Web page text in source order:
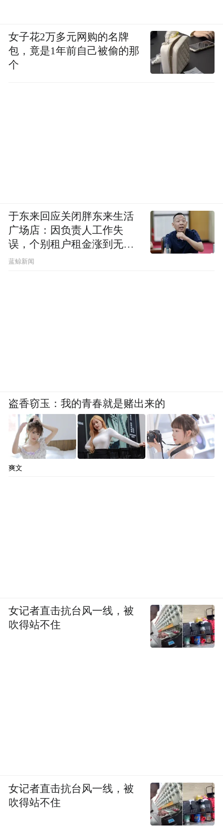
女子花2万多元网购的名牌
包，竟是1年前自己被偷的那
个
于东来回应关闭胖东来生活
广场店：因负责人工作失
误，个别租户租金涨到无法
想象
蓝鲸新闻
盗香窃玉：我的青春就是赌出来的
爽文
女记者直击抗台风一线，被
吹得站不住
女记者直击抗台风一线，被
吹得站不住